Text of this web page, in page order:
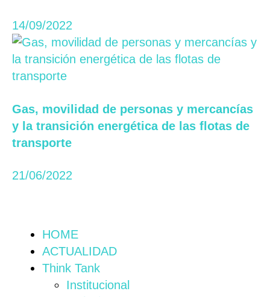
14/09/2022
Gas, movilidad de personas y mercancías
y la transición energética de las flotas de
transporte
21/06/2022
HOME
ACTUALIDAD
Think Tank
Institucional